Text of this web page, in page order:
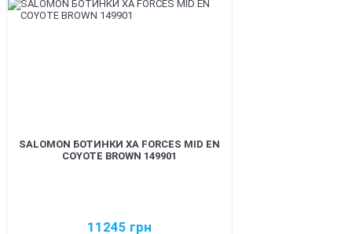
SALOMON БОТИНКИ XA FORCES MID EN
COYOTE BROWN 149901
11245 грн